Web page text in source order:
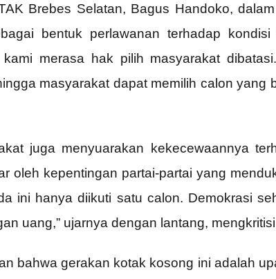
Brebes Selatan, Bagus Handoko,
bentuk perlawanan terhadap
merasa hak pilih masyarakat
masyarakat dapat memilih calon yang
juga menyuarakan kekecewaannya
oleh kepentingan partai-partai yang
ini hanya diikuti satu calon. Demokrasi
uang,” ujarnya dengan lantang,
bahwa gerakan kotak kosong ini adalah